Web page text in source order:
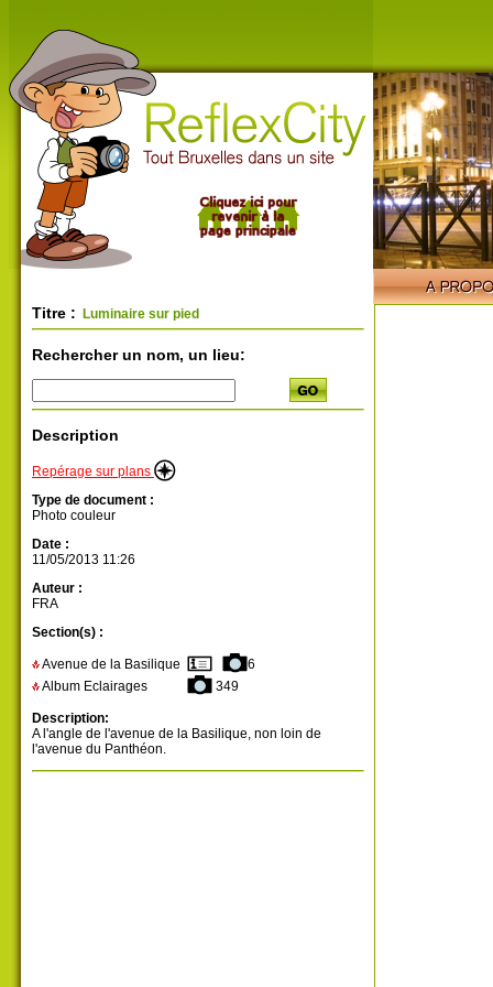
Titre : Luminaire sur pied
Rechercher un nom, un lieu:
Description
Repérage sur plans
Type de document :
Photo couleur
Date :
11/05/2013 11:26
Auteur :
FRA
Section(s) :
Avenue de la Basilique
6
Album Eclairages
349
Description:
A l'angle de l'avenue de la Basilique, non loin de
l'avenue du Panthéon.